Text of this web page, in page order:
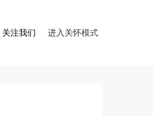
关注我们 进入关怀模式